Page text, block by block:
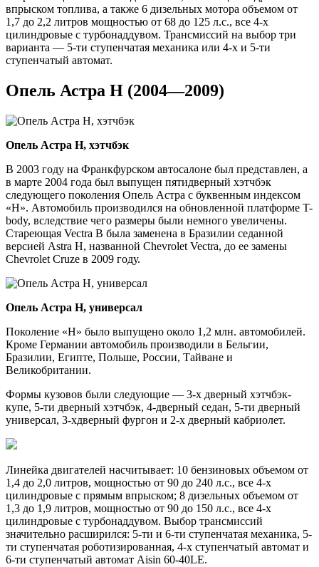
впрыском топлива, а также 6 дизельных мотора объемом от
1,7 до 2,2 литров мощностью от 68 до 125 л.с., все 4-х
цилиндровые с турбонаддувом. Трансмиссий на выбор три
варианта — 5-ти ступенчатая механика или 4-х и 5-ти
ступенчатый автомат.
Опель Астра H (2004—2009)
Опель Астра H, хэтчбэк
В 2003 году на Франкфурском автосалоне был представлен, а
в марте 2004 года был выпущен пятидверный хэтчбэк
следующего поколения Опель Астра с буквенным индексом
«H». Автомобиль производился на обновленной платформе T-
body, вследствие чего размеры были немного увеличены.
Стареющая Vectra B была заменена в Бразилии седанной
версией Astra H, названной Chevrolet Vectra, до ее замены
Chevrolet Cruze в 2009 году.
Опель Астра H, универсал
Поколение «H» было выпущено около 1,2 млн. автомобилей.
Кроме Германии автомобиль производили в Бельгии,
Бразилии, Египте, Польше, России, Тайване и
Великобритании.
Формы кузовов были следующие — 3-х дверный хэтчбэк-
купе, 5-ти дверный хэтчбэк, 4-дверный седан, 5-ти дверный
универсал, 3-хдверный фургон и 2-х дверный кабриолет.
Линейка двигателей насчитывает: 10 бензиновых объемом от
1,4 до 2,0 литров, мощностью от 90 до 240 л.с., все 4-х
цилиндровые с прямым впрыском; 8 дизельных объемом от
1,3 до 1,9 литров, мощностью от 90 до 150 л.с., все 4-х
цилиндровые с турбонаддувом. Выбор трансмиссий
значительно расширился: 5-ти и 6-ти ступенчатая механика, 5-
ти ступенчатая роботизированная, 4-х ступенчатый автомат и
6-ти ступенчатый автомат Aisin 60-40LE.